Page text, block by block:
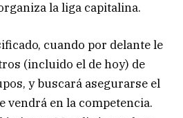
la liga capitalina.
cuando por delante le
(incluido el de hoy) de
y buscará asegurarse el
vendrá en la competencia.